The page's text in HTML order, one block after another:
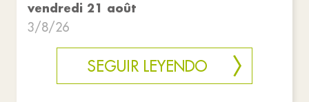
vendredi 21 août
3/8/26
SEGUIR LEYENDO